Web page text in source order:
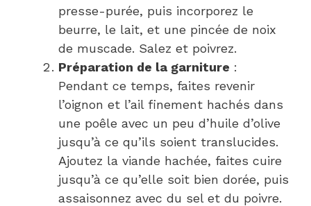
presse-purée, puis incorporez le
beurre, le lait, et une pincée de noix
de muscade. Salez et poivrez.
Préparation de la garniture :
Pendant ce temps, faites revenir
l’oignon et l’ail finement hachés dans
une poêle avec un peu d’huile d’olive
jusqu’à ce qu’ils soient translucides.
Ajoutez la viande hachée, faites cuire
jusqu’à ce qu’elle soit bien dorée, puis
assaisonnez avec du sel et du poivre.